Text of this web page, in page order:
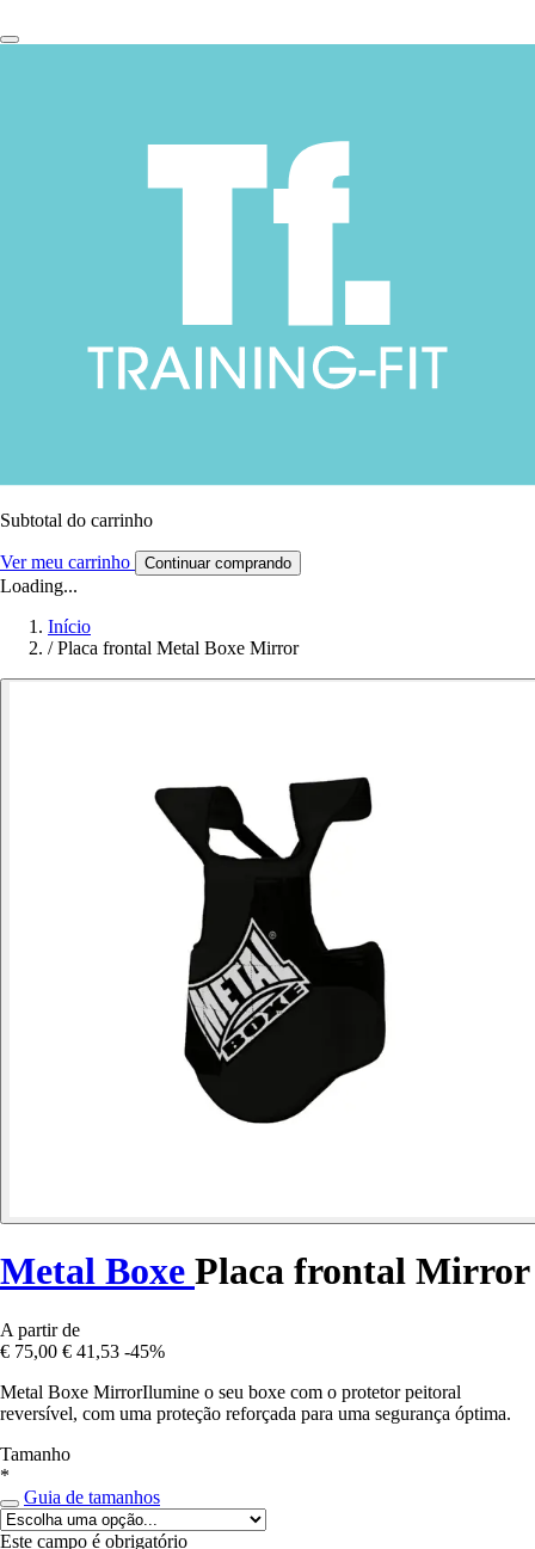
Subtotal do carrinho
Ver meu carrinho Continuar comprando
Loading...
Início
/ Placa frontal Metal Boxe Mirror
Metal Boxe Placa frontal Mirror
A partir de
€ 75,00 € 41,53 -45%
Metal Boxe MirrorIlumine o seu boxe com o protetor peitoral
reversível, com uma proteção reforçada para uma segurança óptima.
Tamanho
*
Guia de tamanhos
Este campo é obrigatório